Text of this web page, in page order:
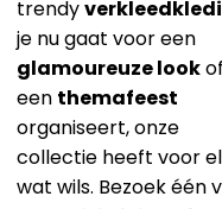
Verkleed je
het Ultieme
Maak je
Nieuwjaarsoutfit
compleet met onze